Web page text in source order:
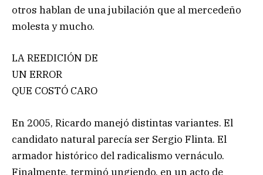
otros hablan de una jubilación que al mercedeño
molesta y mucho.
LA REEDICIÓN DE
UN ERROR
QUE COSTÓ CARO
En 2005, Ricardo manejó distintas variantes. El
candidato natural parecía ser Sergio Flinta. El
armador histórico del radicalismo vernáculo.
Finalmente, terminó ungiendo, en un acto de